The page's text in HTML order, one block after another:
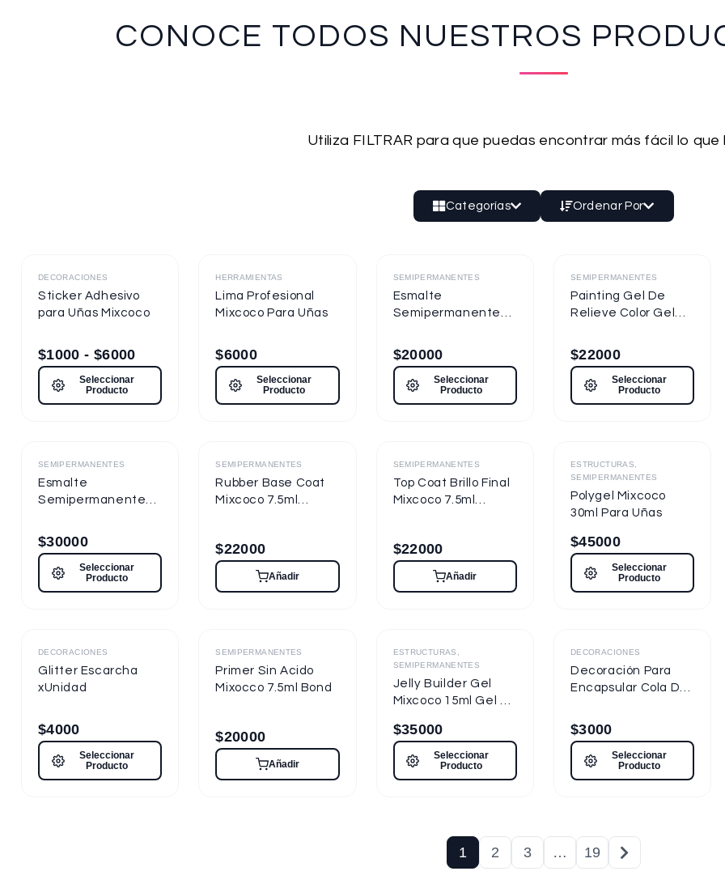
CONOCE TODOS NUESTROS
Utiliza FILTRAR para que puedas encontrar más fácil lo que
Categorías Ordenar Por
Destacado
DECORACIONES
Sticker Adhesivo
para Uñas Mixcoco
$1000 - $6000
Seleccionar
Producto
Destacado
HERRAMIENTAS
Lima Profesional
Mixcoco Para Uñas
$6000
Seleccionar
Producto
Destacado
SEMIPERMANENTES
Esmalte
Semipermanente
Semitraslúcido
7.5ml Nueva
Presentación
$20000
Seleccionar
Producto
Destacado
SEMIPERMANENTES
Painting Gel De
Relieve Color Gel
$22000
Seleccionar
Producto
Destacado
SEMIPERMANENTES
Esmalte
Semipermanente
Semitraslúcido 15ml
para Uñas
$30000
Seleccionar
Producto
Destacado
SEMIPERMANENTES
Rubber Base Coat
Mixcoco 7.5ml
$22000
Añadir
Destacado
SEMIPERMANENTES
Top Coat Brillo Final
Mixcoco 7.5ml
$22000
Añadir
Destacado
ESTRUCTURAS,
SEMIPERMANENTES
Polygel Mixcoco
30ml Para Uñas
$45000
Seleccionar
Producto
Destacado
DECORACIONES
Glitter Escarcha
xUnidad
$4000
Seleccionar
Producto
Destacado
SEMIPERMANENTES
Primer Sin Acido
Mixocco 7.5ml Bond
$20000
Añadir
ESTRUCTURAS,
SEMIPERMANENTES
Jelly Builder Gel
Mixcoco 15ml Gel de
$35000
Seleccionar
Producto
DECORACIONES
Decoración Para
Encapsular Cola De
$3000
Seleccionar
Producto
1 2 3 … 19